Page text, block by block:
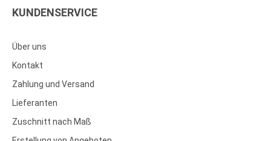
KUNDENSERVICE
Über uns
Kontakt
Zahlung und Versand
Lieferanten
Zuschnitt nach Maß